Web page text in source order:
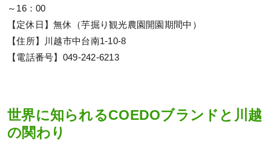
～16：00
【定休日】無休（芋掘り観光農園開園期間中）
【住所】川越市中台南1-10-8
【電話番号】049-242-6213
世界に知られるCOEDOブランドと川越
の関わり